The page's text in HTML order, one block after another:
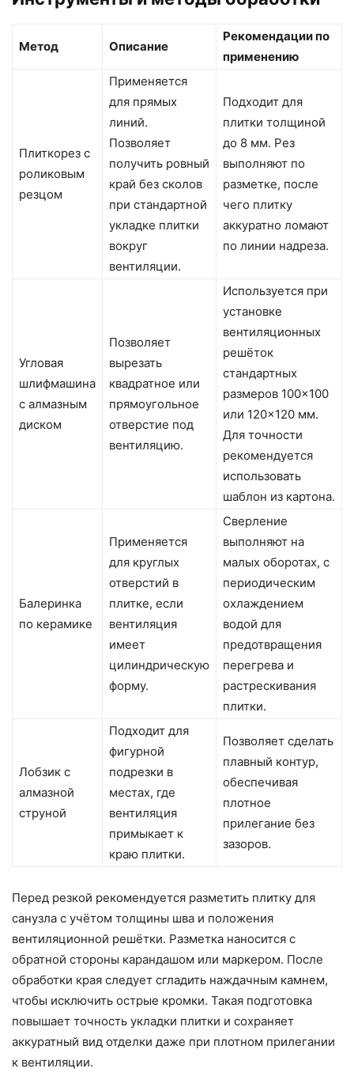
Метод Описание
Рекомендации по
применению
Плиткорез с
роликовым
резцом
Применяется
для прямых
линий.
Позволяет
получить ровный
край без сколов
при стандартной
укладке плитки
вокруг
вентиляции.
Подходит для
плитки толщиной
до 8 мм. Рез
выполняют по
разметке, после
чего плитку
аккуратно ломают
по линии надреза.
Угловая
шлифмашина
с алмазным
диском
Позволяет
вырезать
квадратное или
прямоугольное
отверстие под
вентиляцию.
Используется при
установке
вентиляционных
решёток
стандартных
размеров 100×100
или 120×120 мм.
Для точности
рекомендуется
использовать
шаблон из картона.
Балеринка
по керамике
Применяется
для круглых
отверстий в
плитке, если
вентиляция
имеет
цилиндрическую
форму.
Сверление
выполняют на
малых оборотах, с
периодическим
охлаждением
водой для
предотвращения
перегрева и
растрескивания
плитки.
Лобзик с
алмазной
струной
Подходит для
фигурной
подрезки в
местах, где
вентиляция
примыкает к
краю плитки.
Позволяет сделать
плавный контур,
обеспечивая
плотное
прилегание без
зазоров.
Перед резкой рекомендуется разметить плитку для
санузла с учётом толщины шва и положения
вентиляционной решётки. Разметка наносится с
обратной стороны карандашом или маркером. После
обработки края следует сгладить наждачным камнем,
чтобы исключить острые кромки. Такая подготовка
повышает точность укладки плитки и сохраняет
аккуратный вид отделки даже при плотном прилегании
к вентиляции.